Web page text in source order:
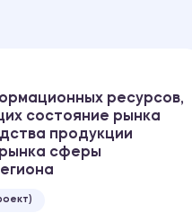
ресурсов,
состояние рынка
продукции
сферы